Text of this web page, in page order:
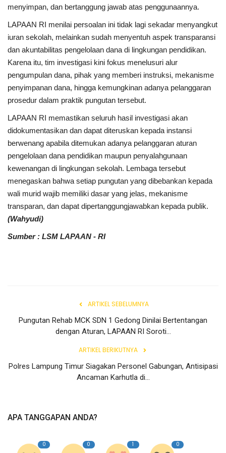
Rubrik
Lampung
menyimpan, dan bertanggung jawab atas penggunaannya.
LAPAAN RI menilai persoalan ini tidak lagi sekadar menyangkut
iuran sekolah, melainkan sudah menyentuh aspek transparansi
dan akuntabilitas pengelolaan dana di lingkungan pendidikan.
Karena itu, tim investigasi kini fokus menelusuri alur
pengumpulan dana, pihak yang memberi instruksi, mekanisme
penyimpanan dana, hingga kemungkinan adanya pelanggaran
prosedur dalam praktik pungutan tersebut.
LAPAAN RI memastikan seluruh hasil investigasi akan
didokumentasikan dan dapat diteruskan kepada instansi
berwenang apabila ditemukan adanya pelanggaran aturan
pengelolaan dana pendidikan maupun penyalahgunaan
kewenangan di lingkungan sekolah. Lembaga tersebut
menegaskan bahwa setiap pungutan yang dibebankan kepada
wali murid wajib memiliki dasar yang jelas, mekanisme
transparan, dan dapat dipertanggungjawabkan kepada publik.
(Wahyudi)
Sumber : LSM LAPAAN - RI
ARTIKEL SEBELUMNYA
Pungutan Rehab MCK SDN 1 Gedong Dinilai Bertentangan
dengan Aturan, LAPAAN RI Soroti...
ARTIKEL BERIKUTNYA
Polres Lampung Timur Siagakan Personel Gabungan, Antisipasi
Ancaman Karhutla di...
APA TANGGAPAN ANDA?
0 0 1 0